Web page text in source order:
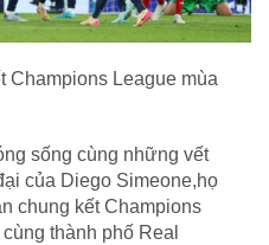
Champions League mùa
sống cùng những vết
của Diego Simeone,họ
chung kết Champions
thành phố Real